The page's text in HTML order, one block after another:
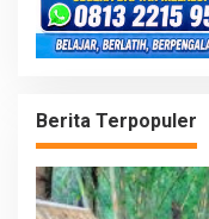
Berita Terpopuler